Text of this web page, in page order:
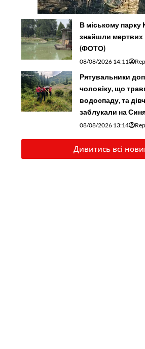
В міському парку
знайшли мертвих
(ФОТО)
08/08/2026 14:11
Рятувальники
чоловіку, що
водоспаду, та
заблукали на
08/08/2026 13:14
Дивитись всі